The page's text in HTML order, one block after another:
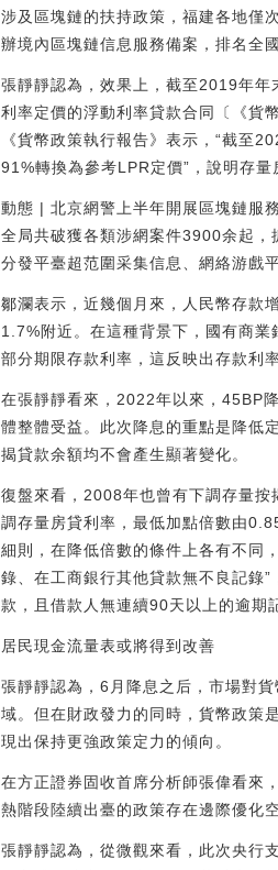
涉及區塊鏈的扶持政策，福建各地僅
辦境內區塊鏈信息服務備案，排名全
張靜靜認為，效果上，截至2019年
利率定價的浮動利率貸款合同〔《貨
《貨幣政策執行報告》表示，“截至
91%轉換為參考LPR定價”，說明存
動態 | 北京網警上半年開展區塊鏈服
全局共破獲各類涉網案件3900余起
分發平臺超范圍采集信息、網絡游戲
鄒瀾表示，近幾個月來，人民幣存款
1.7%附近。在這種背景下，國有商
部分期限存款利率，這反映出存款利
在張靜靜看來，2022年以來，45BP
體整體受益。此次降息的重點是降低
揭貸款余額均不會產生顯著變化。
復盤來看，2008年也曾有下調存量
調存量房貸利率，最低加點倍數由
細則，在降低倍數的條件上各有不同
錄、在工商銀行其他貸款無不良記錄
款，且借款人無連續90天以上的逾期
居民現金流量表或將得到改善
張靜靜認為，6月降息之后，市場對
域。但在財政發力的同時，貨幣政策
現出保持更強政策定力的傾向。
在方正證券固收首席分析師張偉看來
熱階段陸續出臺的政策存在邊際優化
張靜靜認為，從微觀來看，此次央行